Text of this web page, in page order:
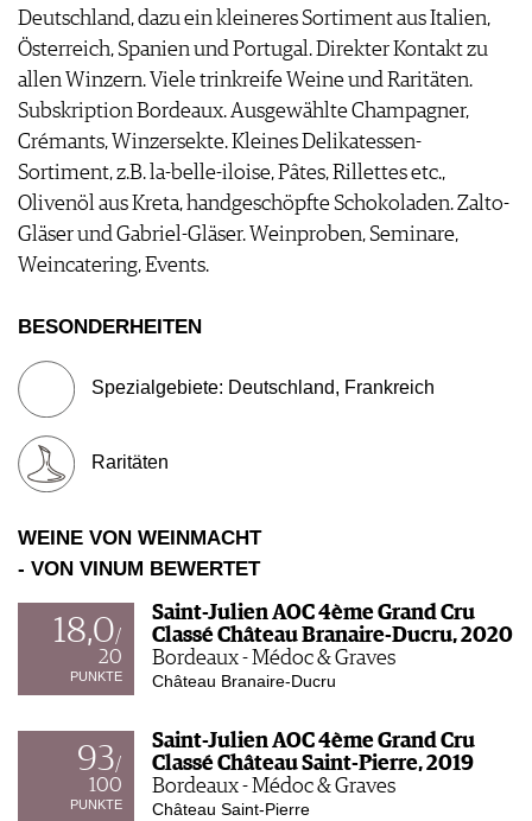
REDAKTION
JOBS
WERBUNG
PRESSE
IMPRESSUM
AGB & DATENSCHUTZ
FAQ
Deutschland, dazu ein kleineres Sortiment aus Italien,
Österreich, Spanien und Portugal. Direkter Kontakt zu
allen Winzern. Viele trinkreife Weine und Raritäten.
Subskription Bordeaux. Ausgewählte Champagner,
Crémants, Winzersekte. Kleines Delikatessen-
Sortiment, z.B. la-belle-iloise, Pâtes, Rillettes etc.,
Olivenöl aus Kreta, handgeschöpfte Schokoladen. Zalto-
Gläser und Gabriel-Gläser. Weinproben, Seminare,
Weincatering, Events.
BESONDERHEITEN
Spezialgebiete: Deutschland, Frankreich
Raritäten
WEINE VON WEINMACHT
- VON VINUM BEWERTET
18,0/
20
PUNKTE
Saint-Julien AOC 4ème Grand Cru
Classé Château Branaire-Ducru, 2020
Bordeaux - Médoc & Graves
Château Branaire-Ducru
93/
100
PUNKTE
Saint-Julien AOC 4ème Grand Cru
Classé Château Saint-Pierre, 2019
Bordeaux - Médoc & Graves
Château Saint-Pierre